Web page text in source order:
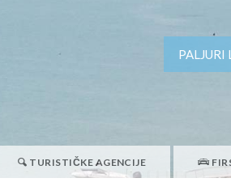
PALJURI
TURISTIČKE AGENCIJE